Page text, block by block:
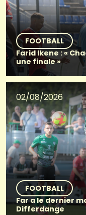
FOOTBALL
Farid Ikene : «
une finale »
02/08/2026
FOOTBALL
Far a le dernier
Differdange